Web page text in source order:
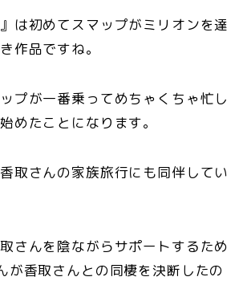
は初めてスマップがミリオンを達
作品ですね。
プが一番乗ってめちゃくちゃ忙し
めたことになります。
取さんの家族旅行にも同伴してい
さんを陰ながらサポートするため
が香取さんとの同棲を決断したの